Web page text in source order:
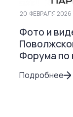
20 ФЕВРАЛЯ 2026
Фото и
Форума по
Подробнее